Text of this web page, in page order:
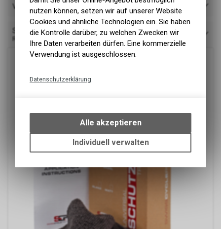
Verfügbarkeit
Sortieren nach
Relevanz
nutzen können, setzen wir auf unserer Website
Cookies und ähnliche Technologien ein. Sie haben
die Kontrolle darüber, zu welchen Zwecken wir
Ihre Daten verarbeiten dürfen. Eine kommerzielle
Verwendung ist ausgeschlossen.
Datenschutzerklärung
bestimmte Interaktionen und
Einstellungen auf Ihrem Gerät,
um die grundlegenden
Funktionen unseres Online-
des Warenkorbs, zu
ermöglichen. Bitte beachten Sie,
dass die gespeicherten Daten
keinerlei Rückschlüsse auf Ihre
persönlichen Informationen
zulassen.
Alle akzeptieren
Individuell verwalten